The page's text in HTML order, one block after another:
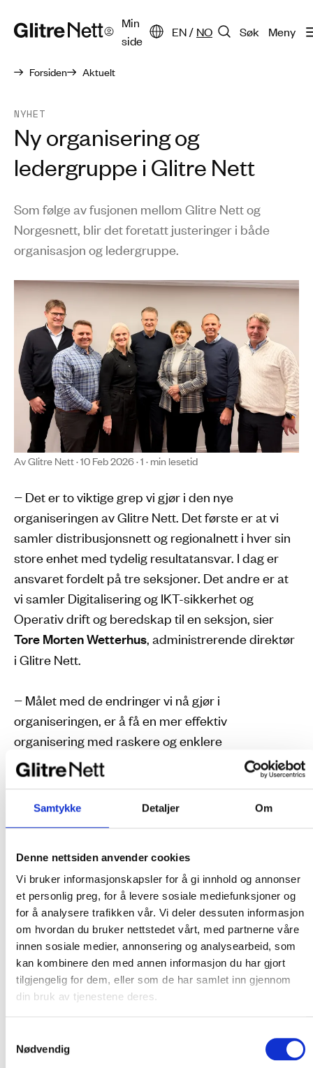
Samtykke Detaljer Om
Denne nettsiden anvender cookies
Vi bruker informasjonskapsler for å gi innhold og annonser
et personlig preg, for å levere sosiale mediefunksjoner og
for å analysere trafikken vår. Vi deler dessuten informasjon
om hvordan du bruker nettstedet vårt, med partnerne våre
innen sosiale medier, annonsering og analysearbeid, som
kan kombinere den med annen informasjon du har gjort
tilgjengelig for dem, eller som de har samlet inn gjennom
din bruk av tjenestene deres.
Nødvendig
Min
side
EN/ NO Søk Meny
Forsiden Aktuelt
NYHET
Ny organisering og
ledergruppe i Glitre Nett
Som følge av fusjonen mellom Glitre Nett og
Norgesnett, blir det foretatt justeringer i både
organisasjon og ledergruppe.
Av Glitre Nett · 10 Feb 2026 · 1 · min lesetid
− Det er to viktige grep vi gjør i den nye
organiseringen av Glitre Nett. Det første er at vi
samler distribusjonsnett og regionalnett i hver sin
store enhet med tydelig resultatansvar. I dag er
ansvaret fordelt på tre seksjoner. Det andre er at
vi samler Digitalisering og IKT-sikkerhet og
Operativ drift og beredskap til en seksjon, sier
Tore Morten Wetterhus, administrerende direktør
i Glitre Nett.
− Målet med de endringer vi nå gjør i
organiseringen, er å få en mer effektiv
organisering med raskere og enklere
beslutningsveier. Vi skal ha et tydeligere resultat
og beslutningsansvar delegert lenger ned i
organisasjonen. Målet er også å redusere behov
I ny organisering av Glitre Nett vil det være 6
seksjoner: Distribusjonsnett, Regionalnett,
Operativ drift, digitalisering og beredskap, Kunde,
Mennesker og samfunn, samt Strategi og
virksomhetsstyring. Ny ledergruppe i Glitre Nett vil
i tillegg til administrerende direktør består av
følgende personer:
Distribusjonsnett: